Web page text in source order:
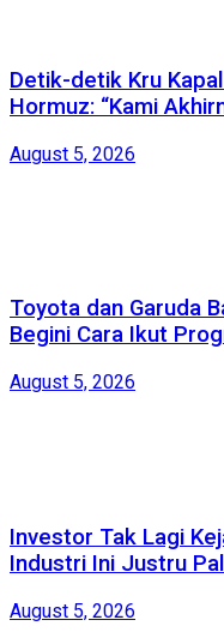
Detik-detik Kru
Hormuz: “Kami
August 5, 2026
Toyota dan Garuda
Begini Cara Ikut
August 5, 2026
Investor Tak Lagi
Industri Ini Justru
August 5, 2026